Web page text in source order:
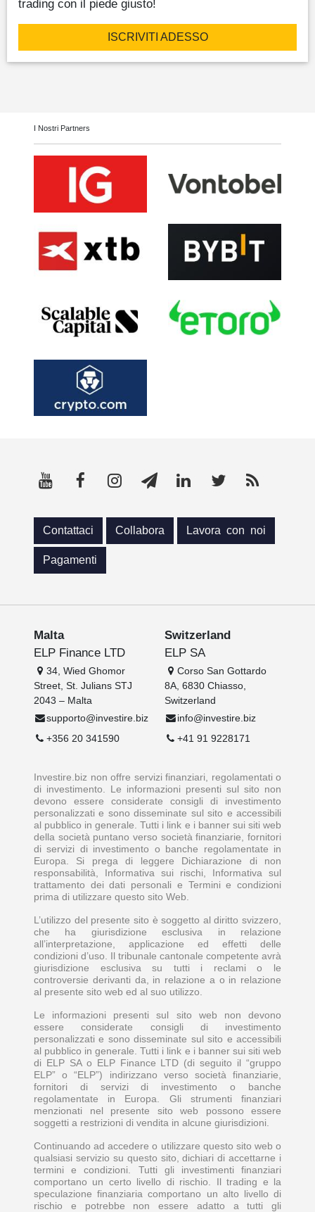
trading con il piede giusto!
ISCRIVITI ADESSO
I Nostri Partners
Contattaci Collabora Lavora con noi
Pagamenti
Malta
ELP Finance LTD
34, Wied Ghomor
Street, St. Julians STJ
2043 – Malta
supporto@investire.biz
+356 20 341590
Switzerland
ELP SA
Corso San Gottardo
8A, 6830 Chiasso,
Switzerland
info@investire.biz
+41 91 9228171
Investire.biz non offre servizi finanziari, regolamentati o
di investimento. Le informazioni presenti sul sito non
devono essere considerate consigli di investimento
personalizzati e sono disseminate sul sito e accessibili
al pubblico in generale. Tutti i link e i banner sui siti web
della società puntano verso società finanziarie, fornitori
di servizi di investimento o banche regolamentate in
Europa. Si prega di leggere Dichiarazione di non
responsabilità, Informativa sui rischi, Informativa sul
trattamento dei dati personali e Termini e condizioni
prima di utilizzare questo sito Web.
L’utilizzo del presente sito è soggetto al diritto svizzero,
che ha giurisdizione esclusiva in relazione
all’interpretazione, applicazione ed effetti delle
condizioni d’uso. Il tribunale cantonale competente avrà
giurisdizione esclusiva su tutti i reclami o le
controversie derivanti da, in relazione a o in relazione
al presente sito web ed al suo utilizzo.
Le informazioni presenti sul sito web non devono
essere considerate consigli di investimento
personalizzati e sono disseminate sul sito e accessibili
al pubblico in generale. Tutti i link e i banner sui siti web
di ELP SA o ELP Finance LTD (di seguito il “gruppo
ELP” o “ELP”) indirizzano verso società finanziarie,
fornitori di servizi di investimento o banche
regolamentate in Europa. Gli strumenti finanziari
menzionati nel presente sito web possono essere
soggetti a restrizioni di vendita in alcune giurisdizioni.
Continuando ad accedere o utilizzare questo sito web o
qualsiasi servizio su questo sito, dichiari di accettarne i
termini e condizioni. Tutti gli investimenti finanziari
comportano un certo livello di rischio. Il trading e la
speculazione finanziaria comportano un alto livello di
rischio e potrebbe non essere adatto a tutti gli